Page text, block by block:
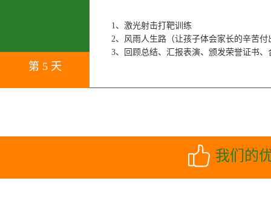
第 5 天
1、激光射击打靶训练
2、风雨人生路（让孩子体会家长的辛苦
3、回顾总结、汇报表演、颁发荣誉证书
我们的